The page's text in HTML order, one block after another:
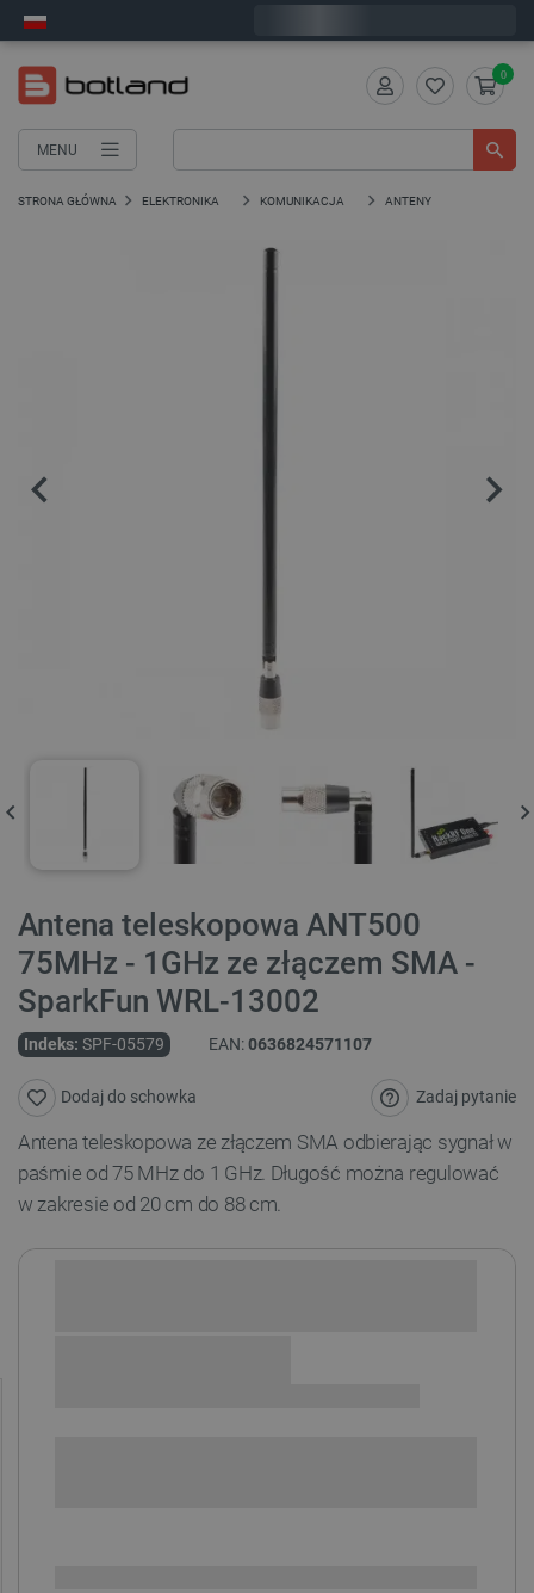
MENU
0
STRONA GŁÓWNA ELEKTRONIKA KOMUNIKACJA ANTENY
Antena teleskopowa ANT500
75MHz - 1GHz ze złączem SMA -
SparkFun WRL-13002
Indeks: SPF-05579 EAN:0636824571107
Zadaj pytanie
Dodaj do schowka
Antena teleskopowa ze złączem SMA odbierając sygnał w
paśmie od 75 MHz do 1 GHz. Długość można regulować
w zakresie od 20 cm do 88 cm.